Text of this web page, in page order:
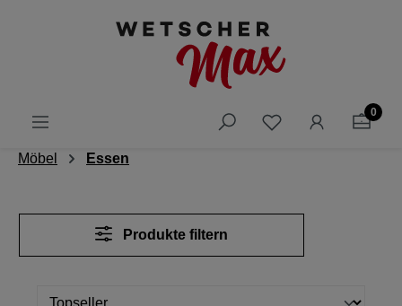
0
Möbel Essen
Produkte filtern